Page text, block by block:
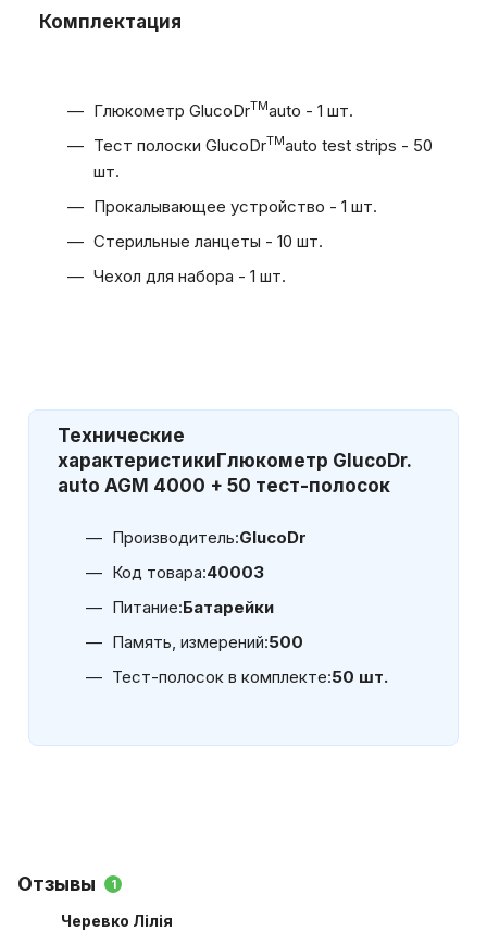
Комплектация
Глюкометр GlucoDrTMauto - 1 шт.
Тест полоски GlucoDrTMauto test strips - 50
шт.
Прокалывающее устройство - 1 шт.
Стерильные ланцеты - 10 шт.
Чехол для набора - 1 шт.
Технические
характеристикиГлюкометр GlucoDr.
auto AGM 4000 + 50 тест-полосок
Производитель:GlucoDr
Код товара:40003
Питание:Батарейки
Память, измерений:500
Тест-полосок в комплекте:50 шт.
Отзывы 1
Черевко Лілія